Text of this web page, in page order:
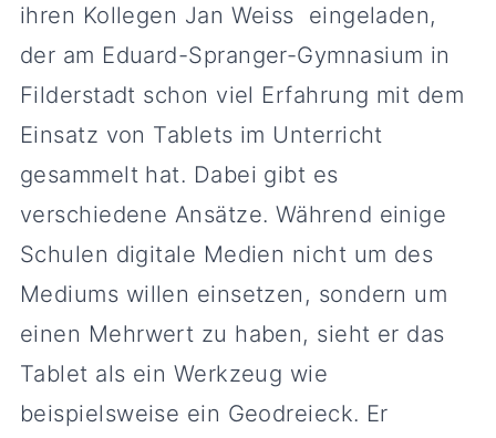
ihren Kollegen Jan Weiss eingeladen,
der am Eduard-Spranger-Gymnasium in
Filderstadt schon viel Erfahrung mit dem
Einsatz von Tablets im Unterricht
gesammelt hat. Dabei gibt es
verschiedene Ansätze. Während einige
Schulen digitale Medien nicht um des
Mediums willen einsetzen, sondern um
einen Mehrwert zu haben, sieht er das
Tablet als ein Werkzeug wie
beispielsweise ein Geodreieck. Er